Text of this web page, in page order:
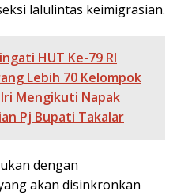
lalulintas keimigrasian.
HUT Ke-79 RI
Lebih 70 Kelompok
Mengikuti Napak
Pj Bupati Takalar
dengan
akan disinkronkan